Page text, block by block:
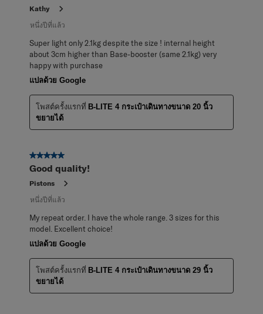
Kathy
หนึ่งปีที่แล้ว
Super light only 2.1kg despite the size ! internal height
about 3cm higher than Base-booster (same 2.1kg) very
happy with purchase
แปลด้วย Google
โพสต์ครั้งแรกที่ B-LITE 4 กระเป๋าเดินทางขนาด 20 นิ้ว
ขยายได้
5 จาก 5 ดาว
Good quality!
Pistons
หนึ่งปีที่แล้ว
My repeat order. I have the whole range. 3 sizes for this
model. Excellent choice!
แปลด้วย Google
โพสต์ครั้งแรกที่ B-LITE 4 กระเป๋าเดินทางขนาด 29 นิ้ว
ขยายได้